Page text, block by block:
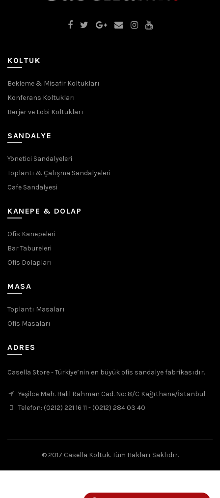
KOLTUK
Bekleme & Misafir Koltukları
Konferans Koltukları
Berjer ve Lobi Koltukları
SANDALYE
Yönetici Sandalyeleri
Toplantı & Çalışma Sandalyeleri
Cafe Sandalyesi
KANEPE & DOLAP
Ofis Kanepeleri
Bar Tabureleri
Ofis Dolapları
MASA
Toplantı Masaları
Ofis Masaları
ADRES
Casella Store - Türkiye’nin en büyük ofis sandalye fabrikasıdır.
Yeşilce Mah. Halil Rahman Cad. No: 8/C Kağıthane/İstanbul
Telefon: (0212) 221 16 11 - (0212) 284 03 40
© 2017 Casella Koltuk. Tüm Hakları Saklıdır.